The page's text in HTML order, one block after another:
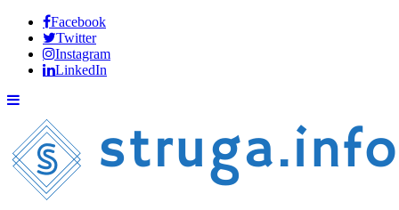
Facebook
Twitter
Instagram
LinkedIn